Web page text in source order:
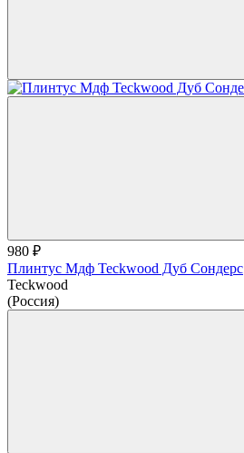
980 ₽
Плинтус Мдф Teckwood Дуб Сондерс
Teckwood
(Россия)